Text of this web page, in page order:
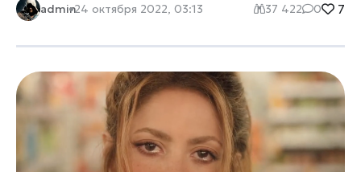
admin24 октября 2022, 03:13 37 422 0 7